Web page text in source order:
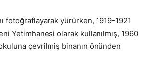
fotoğraflayarak yürürken, 1919-1921
Yetimhanesi olarak kullanılmış, 1960
çevrilmiş binanın önünden